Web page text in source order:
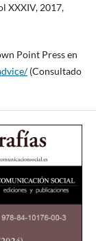
XXXIV, 2017,
Point Press en
(Consultado